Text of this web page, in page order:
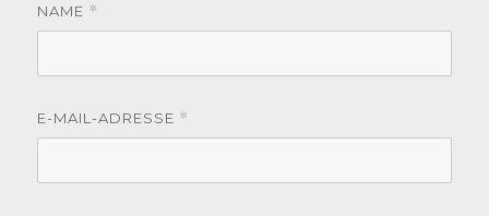
NAME *
E-MAIL-ADRESSE *